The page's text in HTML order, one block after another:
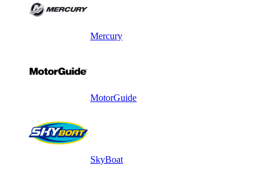
Mercury
MotorGuide
SkyBoat